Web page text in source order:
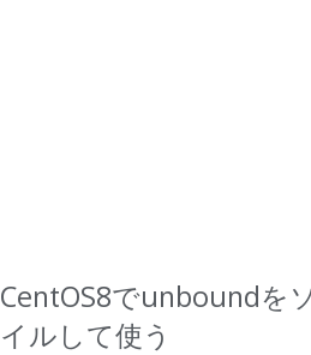
CentOS8でunboundを
イルして使う